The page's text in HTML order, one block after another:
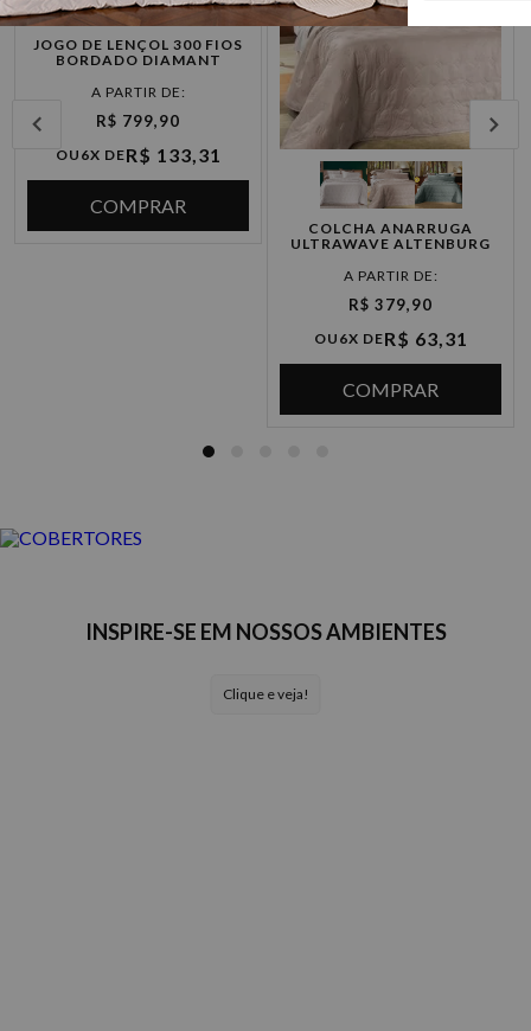
JOGO DE LENÇOL 300 FIOS
BORDADO DIAMANT
R$ 799,90
OU 6X DER$ 133,31
COMPRAR
COLCHA ANARRUGA
ULTRAWAVE ALTENBURG
R$ 379,90
OU 6X DER$ 63,31
COMPRAR
INSPIRE-SE EM NOSSOS AMBIENTES
Clique e veja!